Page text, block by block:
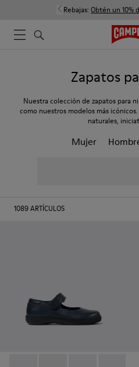
Rebajas: Obtén un 10%
Zapatos
Nuestra colección de zapatos para
como nuestros modelos más
naturales,
Mujer
1089ARTÍCULOS